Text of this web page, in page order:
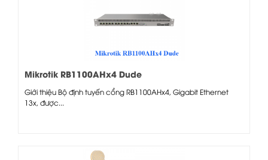
Mikrotik RB1100AHx4 Dude
Giới thiệu Bộ định tuyến cổng RB1100AHx4, Gigabit Ethernet
13x, được...